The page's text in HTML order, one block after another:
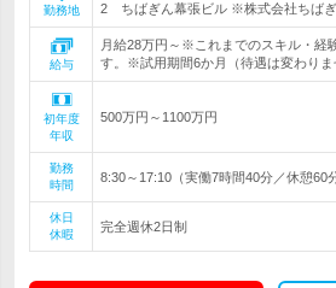
勤務地
2 ちばぎん幕張ビル ※株式会社ちば
給与
月給28万円～※これまでのスキル・経
す。※試用期間6か月（待遇は変わりま
初年度
年収
500万円～1100万円
勤務
時間
8:30～17:10（実働7時間40分／休憩60
休日
休暇
完全週休2日制